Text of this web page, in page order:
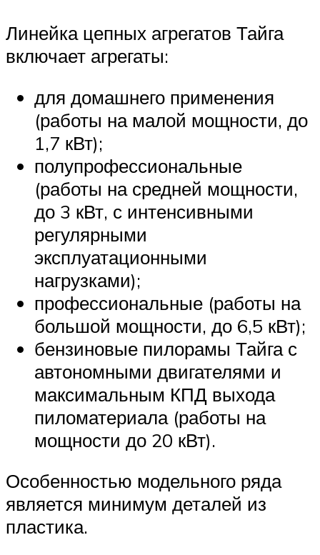
Линейка цепных агрегатов Тайга
включает агрегаты:
для домашнего применения
(работы на малой мощности, до
1,7 кВт);
полупрофессиональные
(работы на средней мощности,
до 3 кВт, с интенсивными
регулярными
эксплуатационными
нагрузками);
профессиональные (работы на
большой мощности, до 6,5 кВт);
бензиновые пилорамы Тайга с
автономными двигателями и
максимальным КПД выхода
пиломатериала (работы на
мощности до 20 кВт).
Особенностью модельного ряда
является минимум деталей из
пластика.